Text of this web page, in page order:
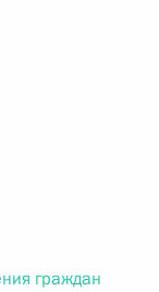
граждан